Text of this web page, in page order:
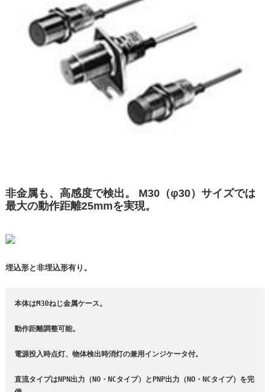
非金属も、高感度で検出。 M30（φ30）サイズでは
最大の動作距離25mmを実現。
埋込形と非埋込形有り。
本体はM30ねじ金属ケース。
動作距離調整可能。
電源投入時点灯、物体検出時消灯の兼用インジケータ付。
直流タイプはNPN出力（NO・NCタイプ）とPNP出力（NO・NCタイプ）を完